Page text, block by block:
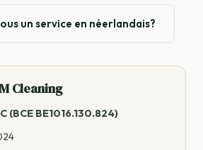
un service en néerlandais?
Cleaning
(BCE BE1016.130.824)